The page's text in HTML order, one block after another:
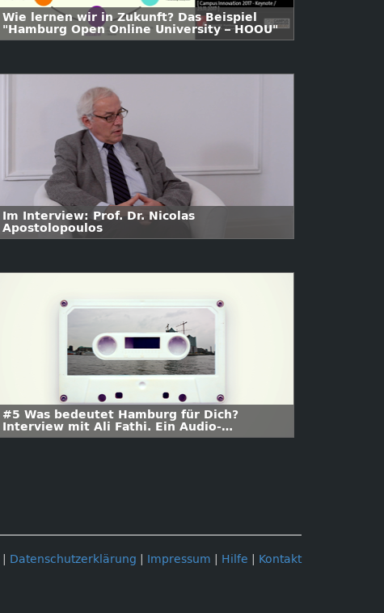
Wie lernen wir in Zukunft? Das Beispiel
"Hamburg Open Online University – HOOU"
Im Interview: Prof. Dr. Nicolas
Apostolopoulos
#5 Was bedeutet Hamburg für Dich?
Interview mit Ali Fathi. Ein Audio-
Spaziergang zu kolonialen
Datenschutzerklärung Impressum Hilfe Kontakt